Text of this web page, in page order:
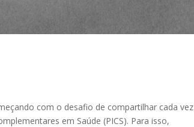
com o desafio de compartilhar cada vez
em Saúde (PICS). Para isso,